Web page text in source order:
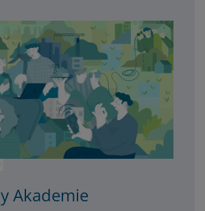
Akademie